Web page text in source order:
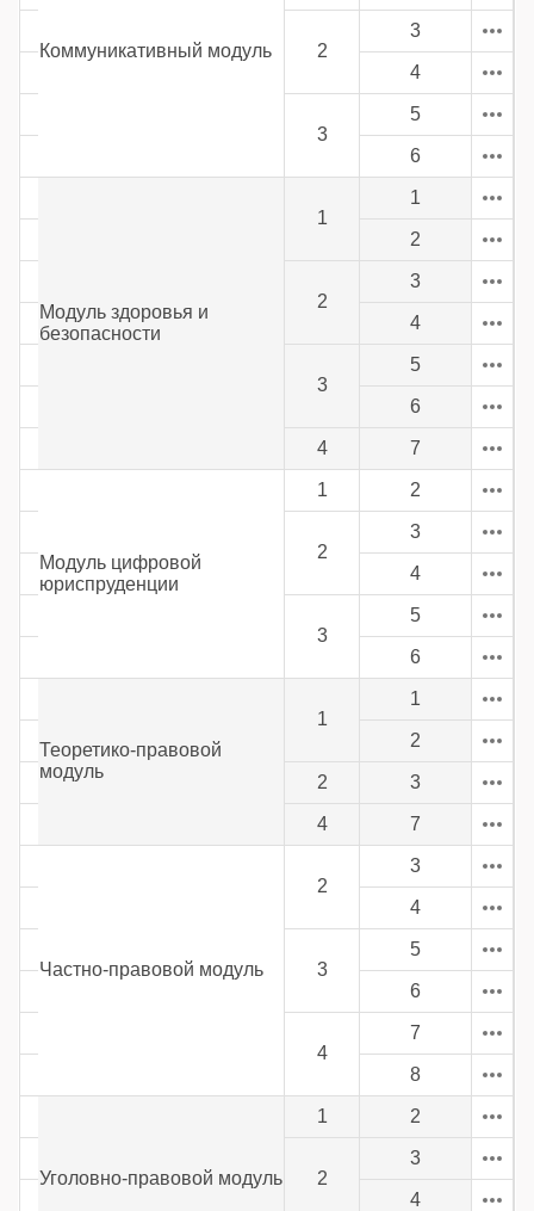
Коммуникативный модуль 2
3
4
3
5
6
Модуль здоровья и
безопасности
1
1
2
2
3
4
3
5
6
4 7
Модуль цифровой
юриспруденции
1 2
2
3
4
3
5
6
Теоретико-правовой
модуль
1
1
2
2 3
4 7
Частно-правовой модуль
2
3
4
3
5
6
4
7
8
Уголовно-правовой модуль
1 2
2
3
4